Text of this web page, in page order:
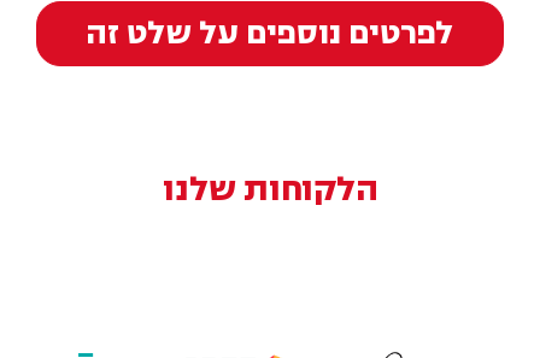
לפרטים נוספים על שלט זה
הלקוחות שלנו